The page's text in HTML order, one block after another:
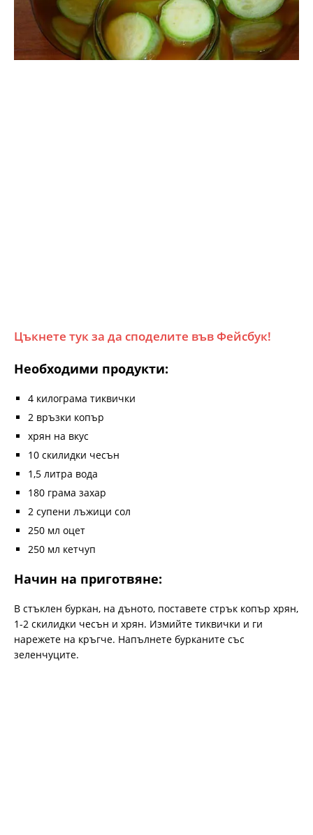
Цъкнете тук за да споделите във Фейсбук!
Необходими продукти:
4 килограма тиквички
2 връзки копър
хрян на вкус
10 скилидки чесън
1,5 литра вода
180 грама захар
2 супени лъжици сол
250 мл оцет
250 мл кетчуп
Начин на приготвяне:
В стъклен буркан, на дъното, поставете стрък копър хрян,
1-2 скилидки чесън и хрян. Измийте тиквички и ги
нарежете на кръгче. Напълнете бурканите със
зеленчуците.